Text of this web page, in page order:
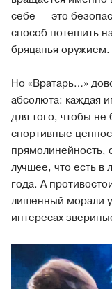
себе — это
способ потешить
бряцанья оружием.
Но «Вратарь…»
абсолюта: каждая
для того, чтобы
спортивные
лучшее, что есть в
года. А
лишенный морали
интересах